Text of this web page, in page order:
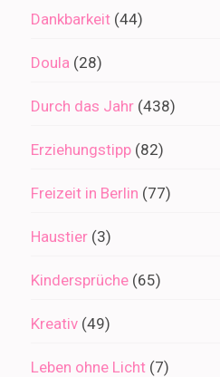
Dankbarkeit (44)
Doula (28)
Durch das Jahr (438)
Erziehungstipp (82)
Freizeit in Berlin (77)
Haustier (3)
Kindersprüche (65)
Kreativ (49)
Leben ohne Licht (7)